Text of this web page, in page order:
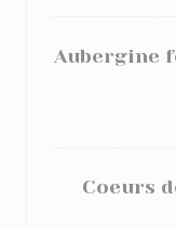
Aubergine
Coeurs